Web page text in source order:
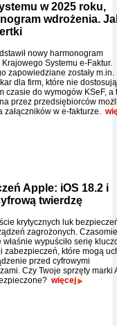
w 2025 roku,
wdrożenia.
nowy harmonogram
Systemu e-Faktur.
zapowiedziane zostały m.in.
dla firm, które nie
czasie do wymogów KSeF, a
przez przedsiębiorców
załączników w e-fakturze.
Apple: iOS 18.2 i
twierdzę
krytycznych luk
zagrożonych.
właśnie wypuściło serię
zabezpieczeń, które mogą
przed cyfrowymi
Czy Twoje sprzęty marki
więcej